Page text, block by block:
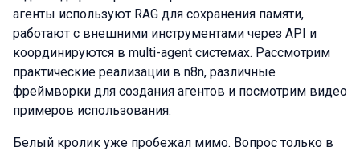
агенты используют RAG для сохранения памяти,
работают с внешними инструментами через API и
координируются в multi-agent системах. Рассмотрим
практические реализации в n8n, различные
фреймворки для создания агентов и посмотрим видео
примеров использования.
Белый кролик уже пробежал мимо. Вопрос только в